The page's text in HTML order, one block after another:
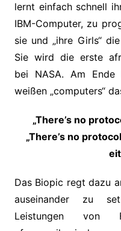
lernt einfach schnell
IBM-Computer, zu
sie und „ihre Girls“
Sie wird die erste
bei NASA. Am
weißen „computers“
„There’s no
„There’s no
Das Biopic regt dazu
auseinander zu
Leistungen von